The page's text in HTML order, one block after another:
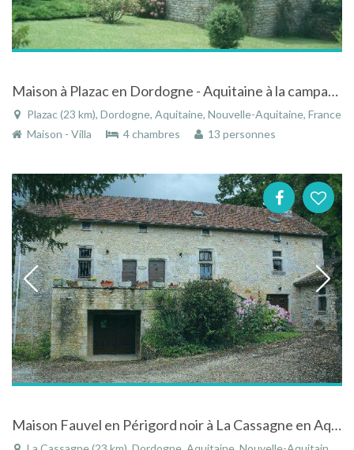
Maison à Plazac en Dordogne - Aquitaine à la campagne avec piscine privée
Plazac (23 km), Dordogne, Aquitaine, Nouvelle-Aquitaine, France
Maison - Villa
4 chambres 13 personnes
Maison Fauvel en Périgord noir à La Cassagne en Aquitaine carrefour du Quercy et du Limousin